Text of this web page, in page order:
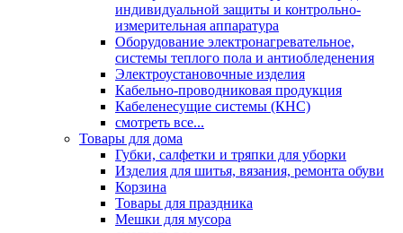
индивидуальной защиты и контрольно-
измерительная аппаратура
Оборудование электронагревательное,
системы теплого пола и антиобледенения
Электроустановочные изделия
Кабельно-проводниковая продукция
Кабеленесущие системы (КНС)
смотреть все...
Товары для дома
Губки, салфетки и тряпки для уборки
Изделия для шитья, вязания, ремонта обуви
Корзина
Товары для праздника
Мешки для мусора